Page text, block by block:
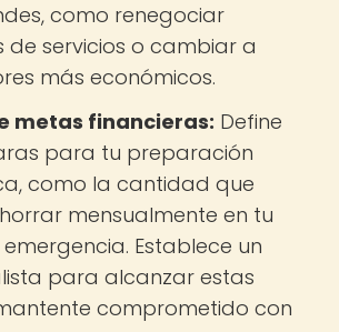
como renegociar
servicios o cambiar a
más económicos.
metas financieras: Define
para tu preparación
como la cantidad que
mensualmente en tu
Establece un
para alcanzar estas
comprometido con